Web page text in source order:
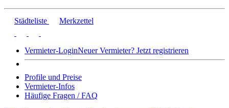
Städteliste Merkzettel
Vermieter-LoginNeuer Vermieter? Jetzt registrieren
Profile und Preise
Vermieter-Infos
Häufige Fragen / FAQ